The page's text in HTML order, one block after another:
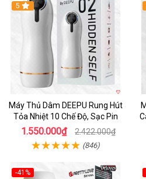
Hot
5
Máy Thủ Dâm DEEPU Rung Hút
Tỏa Nhiệt 10 Chế Độ, Sạc Pin
1.550.000₫ 2.422.000₫
(846)
-41%